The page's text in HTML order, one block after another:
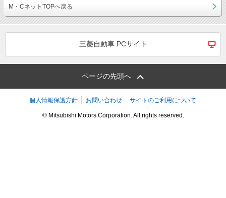
M・CネットTOPへ戻る
三菱自動車 PCサイト
ページの先頭へ
個人情報保護方針 お問い合わせ サイトのご利用について
© Mitsubishi Motors Corporation. All rights reserved.